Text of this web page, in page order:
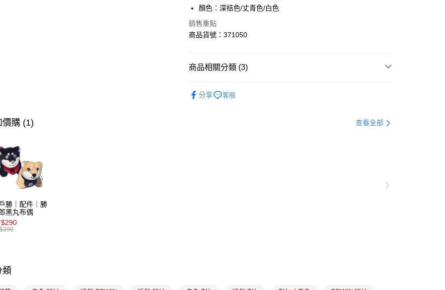
AFTEE先享後付是「在收到商品之後才付款」的支付方式。 讓您購物簡單
便利好安心！
１．簡單：不需註冊會員、不需綁卡、不需儲值。
２．便利：只要手機號碼，簡訊認證，即可結帳。
３．安心：先確認商品／服務後，再付款。
１．於結帳方式選擇「AFTEE先享後付」後，將跳轉至「AFTEE先享後
３．收到繳費通知簡訊後14天內，點擊此簡訊中的連結，可透過四大超商
絡購買商品的店家。未經商家同意取消之訂單仍視為有效，需透過AFTEE
運送方式
免運費
免運費
顏色：深桔色/丈青色/白色
銷售重點
商品貨號：371050
商品相關分類 (3)
分享 客服
價購 (1) 查看全部
勝｜配件｜勝
黑丸布偶
類